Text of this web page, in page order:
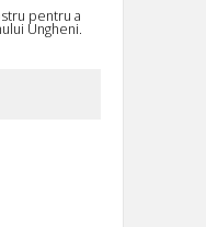
pentru a
Ungheni.